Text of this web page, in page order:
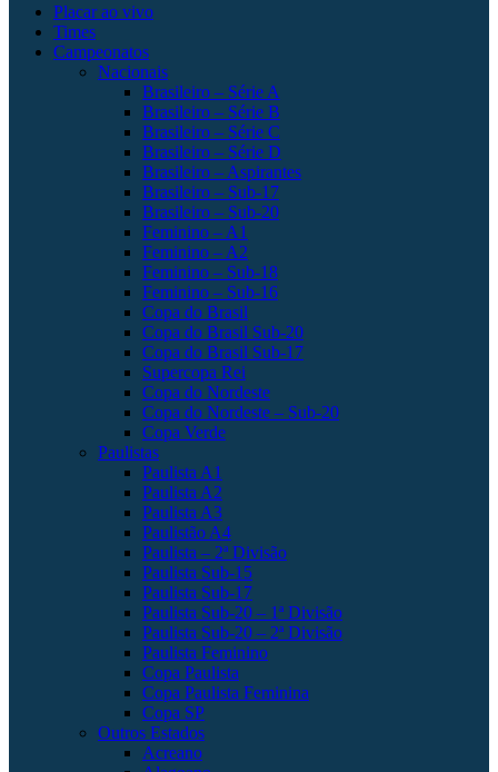
Placar ao vivo
Times
Campeonatos
Nacionais
Brasileiro – Série A
Brasileiro – Série B
Brasileiro – Série C
Brasileiro – Série D
Brasileiro – Aspirantes
Brasileiro – Sub-17
Brasileiro – Sub-20
Feminino – A1
Feminino – A2
Feminino – Sub-18
Feminino – Sub-16
Copa do Brasil
Copa do Brasil Sub-20
Copa do Brasil Sub-17
Supercopa Rei
Copa do Nordeste
Copa do Nordeste – Sub-20
Copa Verde
Paulistas
Paulista A1
Paulista A2
Paulista A3
Paulistão A4
Paulista – 2ª Divisão
Paulista Sub-15
Paulista Sub-17
Paulista Sub-20 – 1ª Divisão
Paulista Sub-20 – 2ª Divisão
Paulista Feminino
Copa Paulista
Copa Paulista Feminina
Copa SP
Outros Estados
Acreano